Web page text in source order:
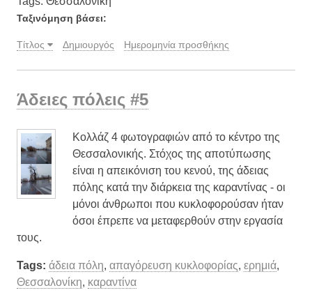
Ταξινόμηση βάσει:
Τίτλος Δημιουργός Ημερομηνία προσθήκης
Άδειες πόλεις #5
Κολλάζ 4 φωτογραφιών από το κέντρο της
Θεσσαλονικής. Στόχος της αποτύπωσης
είναι η απεικόνιση του κενού, της άδειας
πόλης κατά την διάρκεια της καραντίνας - οι
μόνοι άνθρωποι που κυκλοφορούσαν ήταν
όσοι έπρεπε να μεταφερθούν στην εργασία
τους.
Tags: άδεια πόλη, απαγόρευση κυκλοφορίας, ερημιά,
Θεσσαλονίκη, καραντίνα